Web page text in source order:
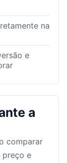
na
e
a
comparar
preço e